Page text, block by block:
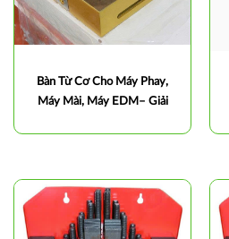
Bàn Từ Cơ Cho Máy Phay,
Máy Mài, Máy EDM– Giải